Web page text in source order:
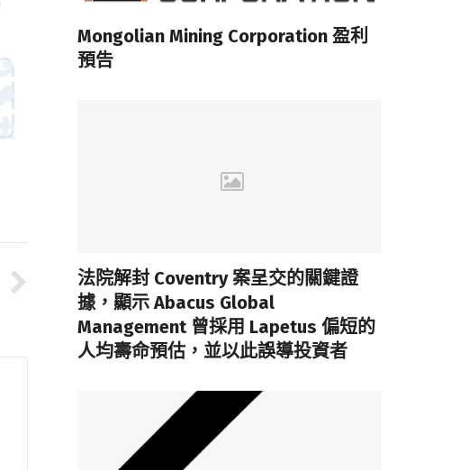
Mongolian Mining Corporation 盈利
預告
法院解封 Coventry 案呈交的關鍵證
據，顯示 Abacus Global
Management 曾採用 Lapetus 偏短的
人均壽命預估，並以此誤導投資者